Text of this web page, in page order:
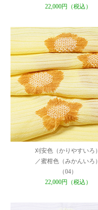
22,000円（税込）
刈安色（かりやすいろ）
／蜜柑色（みかんいろ）
（04）
22,000円（税込）